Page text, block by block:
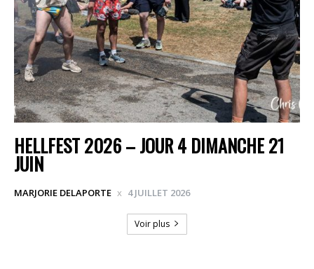
HELLFEST 2026 – JOUR 4 DIMANCHE 21
JUIN
MARJORIE DELAPORTE 4 JUILLET 2026
Voir plus